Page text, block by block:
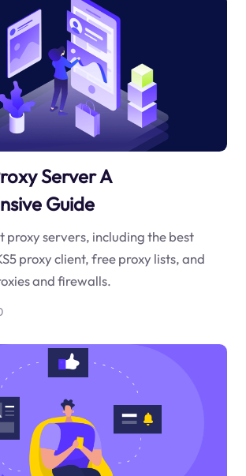
Server A
Guide
proxy servers, including the best
proxy client, free proxy lists, and
and firewalls.